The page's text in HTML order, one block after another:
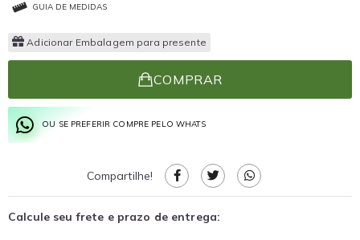
GUIA DE MEDIDAS
Adicionar Embalagem para presente
COMPRAR
OU SE PREFERIR COMPRE PELO WHATS
Compartilhe!
Calcule seu frete e prazo de entrega: